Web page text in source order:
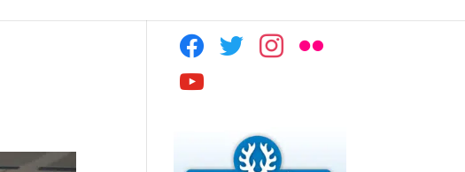
facebooktwitter instagram
flickr
youtube